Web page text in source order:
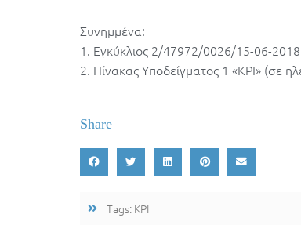
Συνημμένα:
1. Εγκύκλιος 2/47972/0026/15-06-
2. Πίνακας Υποδείγματος 1 «KPI» (σε
Share
Tags: KPI